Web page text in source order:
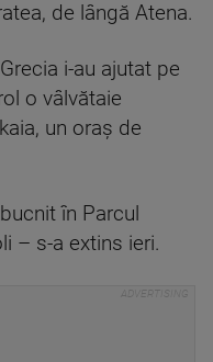
de lângă Atena.
i-au ajutat pe
o vâlvătaie
un oraș de
în Parcul
– s-a extins ieri.